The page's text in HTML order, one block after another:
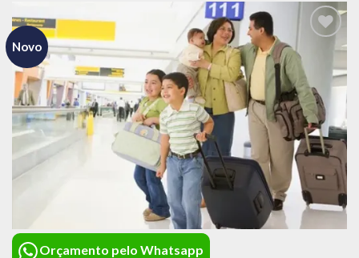
Novo
Adicionar
aos meus
desejos
Orçamento pelo Whatsapp